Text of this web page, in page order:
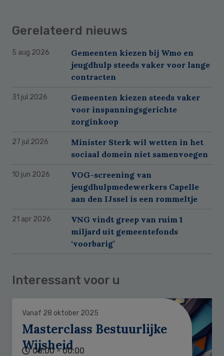
Gerelateerd nieuws
5 aug 2026
Gemeenten kiezen bij Wmo en
jeugdhulp steeds vaker voor lange
contracten
31 jul 2026
Gemeenten kiezen steeds vaker
voor inspanningsgerichte
zorginkoop
27 jul 2026
Minister Sterk wil wetten in het
sociaal domein niet samenvoegen
10 jun 2026
VOG-screening van
jeugdhulpmedewerkers Capelle
aan den IJssel is een rommeltje
21 apr 2026
VNG vindt greep van ruim 1
miljard uit gemeentefonds
‘voorbarig’
Interessant voor u
Vanaf 28 oktober 2025
Masterclass Bestuurlijke
Wijsheid
00:00 - 00:00